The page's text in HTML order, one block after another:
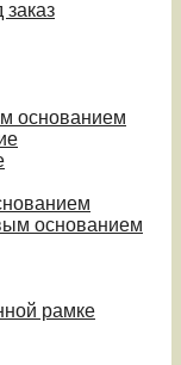
основанием
основанием
рамке